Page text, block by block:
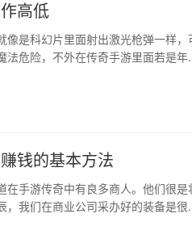
高低
像是科幻片里面射出激光枪弹一样，
法危险，不外在传奇手游里面若是年
钱的基本方法
在手游传奇中有良多商人。他们很是
，我们在商业公司采办好的装备是很